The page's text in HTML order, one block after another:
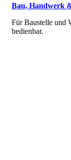
Bau, Handwerk
Für Baustelle und
bedienbar.